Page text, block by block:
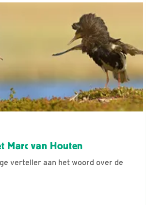
Marc van Houten
verteller aan het woord over de